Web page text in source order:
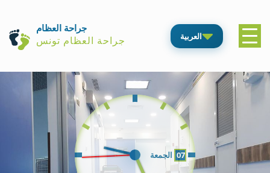
جراحة العظام
جراحة العظام تونس العربية
07